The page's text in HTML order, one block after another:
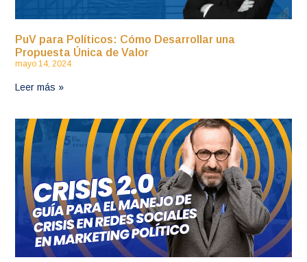
PuV para Políticos: Cómo Desarrollar una
Propuesta Única de Valor
mayo 14, 2024
Leer más »